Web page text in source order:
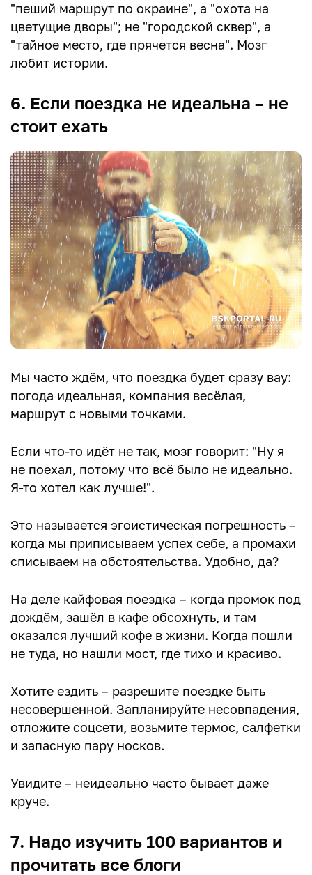
"пеший маршрут по окраине", а "охота на
цветущие дворы"; не "городской сквер", а
"тайное место, где прячется весна". Мозг
любит истории.
6. Если поездка не идеальна – не
стоит ехать
Мы часто ждём, что поездка будет сразу вау:
погода идеальная, компания весёлая,
маршрут с новыми точками.
Если что-то идёт не так, мозг говорит: "Ну я
не поехал, потому что всё было не идеально.
Я-то хотел как лучше!".
Это называется эгоистическая погрешность –
когда мы приписываем успех себе, а промахи
списываем на обстоятельства. Удобно, да?
На деле кайфовая поездка – когда промок под
дождём, зашёл в кафе обсохнуть, и там
оказался лучший кофе в жизни. Когда пошли
не туда, но нашли мост, где тихо и красиво.
Хотите ездить – разрешите поездке быть
несовершенной. Запланируйте несовпадения,
отложите соцсети, возьмите термос, салфетки
и запасную пару носков.
Увидите – неидеально часто бывает даже
круче.
7. Надо изучить 100 вариантов и
прочитать все блоги